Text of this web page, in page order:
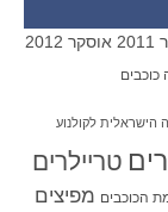
אוסקר 2012
הישראלית לקולנוע
טריילרים
הכוכבים מפיצים